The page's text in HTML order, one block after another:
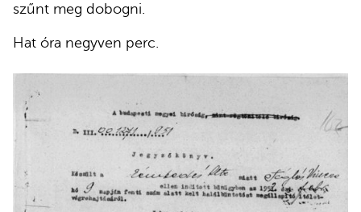
szűnt meg dobogni.
Hat óra negyven perc.